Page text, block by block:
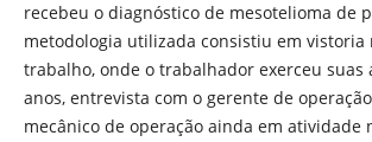
recebeu o diagnóstico de mesotelioma de
metodologia utilizada consistiu em vistoria
trabalho, onde o trabalhador exerceu suas
anos, entrevista com o gerente de
mecânico de operação ainda em atividade